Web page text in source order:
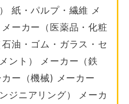
紙・パルプ・繊維 メ
ーカー（医薬品・化粧
油・ゴム・ガラス・セ
ント） メーカー（鉄
ー（機械) メーカー
ジニアリング） メーカ